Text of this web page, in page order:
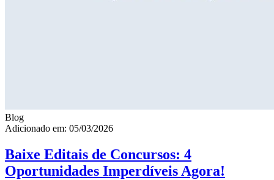
Blog
Adicionado em: 05/03/2026
Baixe Editais de Concursos: 4
Oportunidades Imperdíveis Agora!